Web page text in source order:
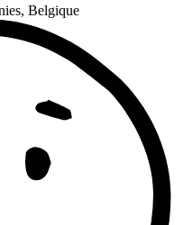
Belgique